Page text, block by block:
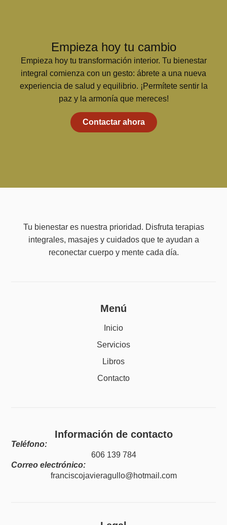
Empieza hoy tu cambio
Empieza hoy tu transformación interior. Tu bienestar
integral comienza con un gesto: ábrete a una nueva
experiencia de salud y equilibrio. ¡Permítete sentir la
paz y la armonía que mereces!
Contactar ahora
Tu bienestar es nuestra prioridad. Disfruta terapias
integrales, masajes y cuidados que te ayudan a
reconectar cuerpo y mente cada día.
Menú
Inicio
Servicios
Libros
Contacto
Información de contacto
Teléfono:
606 139 784
Correo electrónico:
franciscojavieragullo@hotmail.com